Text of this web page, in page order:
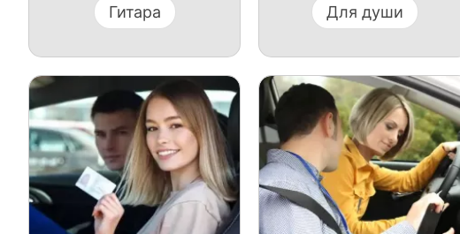
Гитара Для души